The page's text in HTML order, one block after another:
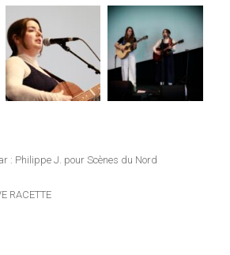
: Philippe J. pour Scènes du Nord
RACETTE